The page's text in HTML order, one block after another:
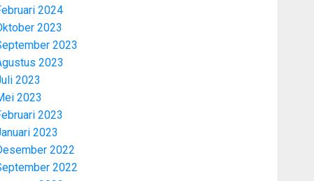
2024
2023
2023
2023
2023
2023
2023
2023
2022
2022